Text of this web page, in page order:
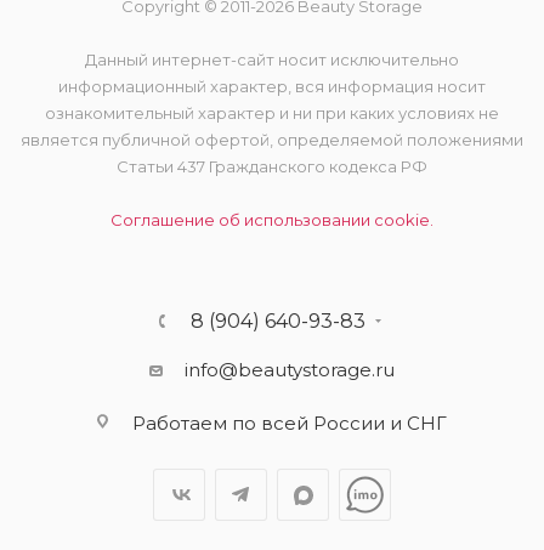
Copyright © 2011-2026 Beauty Storage
Данный интернет-сайт носит исключительно
информационный характер, вся информация носит
ознакомительный характер и ни при каких условиях не
является публичной офертой, определяемой положениями
Статьи 437 Гражданского кодекса РФ
Соглашение об использовании cookie.
8 (904) 640-93-83
info@beautystorage.ru
Работаем по всей России и СНГ